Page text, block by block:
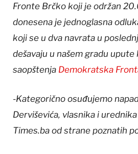
Fronte Brčko koji je održan
donesena je jednoglasna
koji se u dva navrata u
dešavaju u našem gradu upute
saopštenja Demokratska
-Kategorično osuđujemo
Derviševića, vlasnika i
Times.ba od strane poznatih